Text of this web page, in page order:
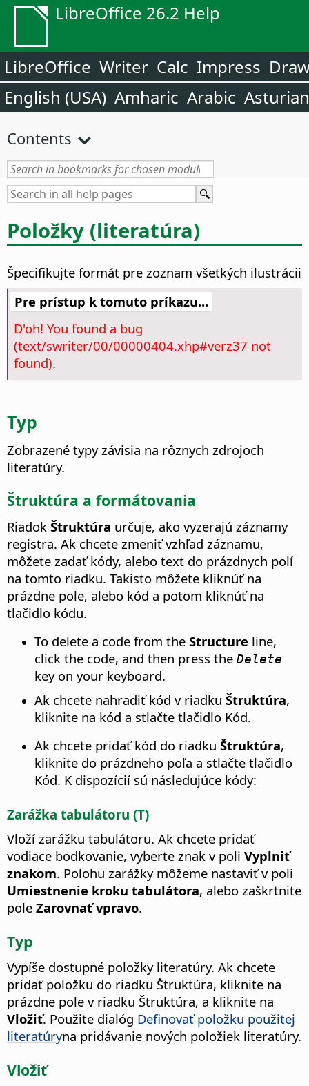
LibreOffice 26.2 Help
LibreOffice Writer Calc Impress
English (USA) Amharic Arabic Asturian
Contents
Položky (literatúra)
Špecifikujte formát pre zoznam všetkých ilustrácii
Pre prístup k tomuto príkazu...
D'oh! You found a bug
(text/swriter/00/00000404.xhp#verz37 not
found).
Typ
Zobrazené typy závisia na rôznych zdrojoch
literatúry.
Štruktúra a formátovania
Riadok Štruktúra určuje, ako vyzerajú záznamy
registra. Ak chcete zmeniť vzhľad záznamu,
môžete zadať kódy, alebo text do prázdnych polí
na tomto riadku. Takisto môžete kliknúť na
prázdne pole, alebo kód a potom kliknúť na
tlačidlo kódu.
To delete a code from the Structure line,
click the code, and then press the Delete
key on your keyboard.
Ak chcete nahradiť kód v riadku Štruktúra,
kliknite na kód a stlačte tlačidlo Kód.
Ak chcete pridať kód do riadku Štruktúra,
kliknite do prázdneho poľa a stlačte tlačidlo
Kód. K dispozícií sú následujúce kódy:
Zarážka tabulátoru (T)
Vloží zarážku tabulátoru. Ak chcete pridať
vodiace bodkovanie, vyberte znak v poli Vyplniť
znakom. Polohu zarážky môžeme nastaviť v poli
Umiestnenie kroku tabulátora, alebo zaškrtnite
pole Zarovnať vpravo.
Typ
Vypíše dostupné položky literatúry. Ak chcete
pridať položku do riadku Štruktúra, kliknite na
prázdne pole v riadku Štruktúra, a kliknite na
Vložiť. Použite dialóg Definovať položku použitej
literatúryna pridávanie nových položiek literatúry.
Vložiť